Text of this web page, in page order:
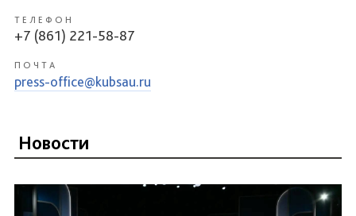
ТЕЛЕФОН
+7 (861) 221-58-87
ПОЧТА
press-office@kubsau.ru
Новости